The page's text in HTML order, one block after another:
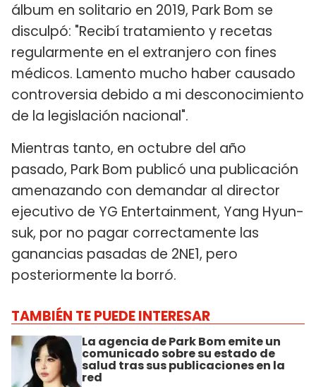
álbum en solitario en 2019, Park Bom se
disculpó: "Recibí tratamiento y recetas
regularmente en el extranjero con fines
médicos. Lamento mucho haber causado
controversia debido a mi desconocimiento
de la legislación nacional".
Mientras tanto, en octubre del año
pasado, Park Bom publicó una publicación
amenazando con demandar al director
ejecutivo de YG Entertainment, Yang Hyun-
suk, por no pagar correctamente las
ganancias pasadas de 2NE1, pero
posteriormente la borró.
TAMBIÉN TE PUEDE INTERESAR
La agencia de Park Bom emite un
comunicado sobre su estado de
salud tras sus publicaciones en la
red